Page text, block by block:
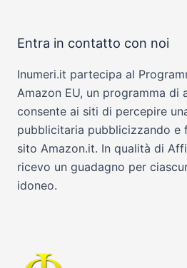
Entra in contatto con noi
Inumeri.it partecipa al
Amazon EU, un programma di
consente ai siti di percepire
pubblicitaria pubblicizzando e
sito Amazon.it. In qualità di
ricevo un guadagno per
idoneo.